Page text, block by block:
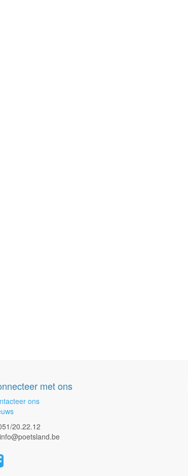
met ons
ons
20.22.12
info@poetsland.be